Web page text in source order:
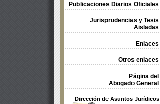
Publicaciones Diarios Oficiales
Jurisprudencias y Tesis
Aisladas
Enlaces
Otros enlaces
Página del
Abogado General
Dirección de Asuntos Jurídicos